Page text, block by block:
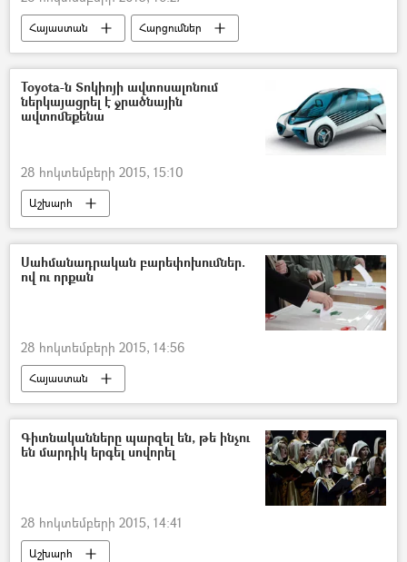
Հայաստան Հարցումներ
Toyota-ն Տոկիոյի ավտոսալոնում
ներկայացրել է ջրածնային
ավտոմեքենա
28 հոկտեմբերի 2015, 15:10
Աշխարհ
Սահմանադրական բարեփոխումներ.
ով ու որքան
28 հոկտեմբերի 2015, 14:56
Հայաստան
Գիտնականները պարզել են, թե ինչու
են մարդիկ երգել սովորել
28 հոկտեմբերի 2015, 14:41
Աշխարհ